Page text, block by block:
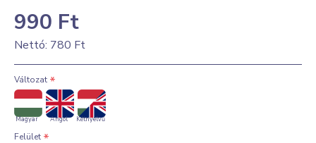
990 Ft
Nettó: 780 Ft
Változat
Magyar Angol Kétnyelvű
Felület